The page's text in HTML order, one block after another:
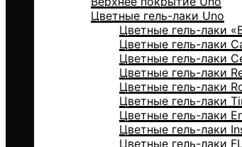
Цветные гель-лаки Uno
Цветные гель-лаки
Цветные гель-лаки
Цветные гель-лаки
Цветные гель-лаки
Цветные гель-лаки
Цветные гель-лаки
Цветные гель-лаки
Цветные гель-лаки
Цветные гель-лаки